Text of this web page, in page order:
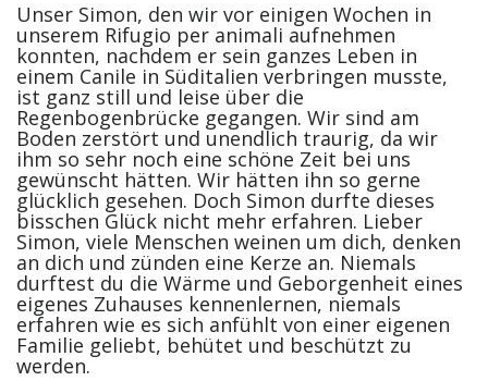
Unser Simon, den wir vor einigen Wochen in
unserem Rifugio per animali aufnehmen
konnten, nachdem er sein ganzes Leben in
einem Canile in Süditalien verbringen musste,
ist ganz still und leise über die
Regenbogenbrücke gegangen. Wir sind am
Boden zerstört und unendlich traurig, da wir
ihm so sehr noch eine schöne Zeit bei uns
gewünscht hätten. Wir hätten ihn so gerne
glücklich gesehen. Doch Simon durfte dieses
bisschen Glück nicht mehr erfahren. Lieber
Simon, viele Menschen weinen um dich, denken
an dich und zünden eine Kerze an. Niemals
durftest du die Wärme und Geborgenheit eines
eigenes Zuhauses kennenlernen, niemals
erfahren wie es sich anfühlt von einer eigenen
Familie geliebt, behütet und beschützt zu
werden.